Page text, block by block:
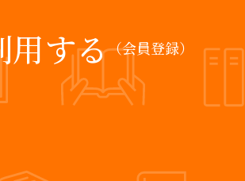
用する（会員登録）